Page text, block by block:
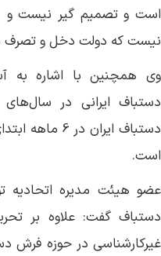
است و تصمیم گیر نیست
نیست که دولت دخل و تصرف
وی همچنین با اشاره به
دستباف ایرانی در
است.
عضو هیئت مدیره اتحادیه
دستباف گفت: علاوه بر
غیرکارشناسی در حوزه فرش